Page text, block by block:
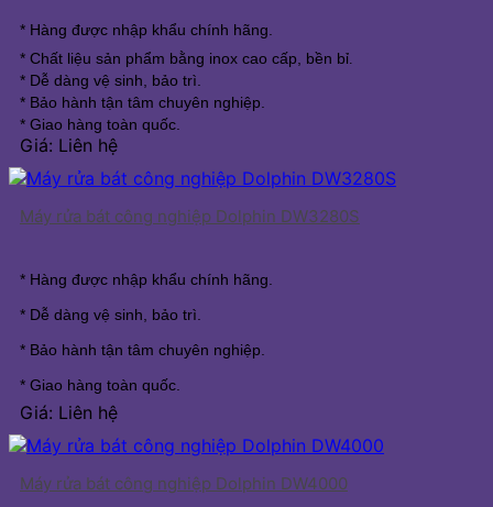
* Hàng được nhập khẩu chính hãng.
* Chất liệu sản phẩm bằng inox cao cấp, bền bỉ
* Dễ dàng vệ sinh, bảo trì.
* Bảo hành tận tâm chuyên nghiệp.
* Giao hàng toàn quốc.
Giá: Liên hệ
Máy rửa bát công nghiệp Dolphin DW3280S
* Hàng được nhập khẩu chính hãng.
* Dễ dàng vệ sinh, bảo trì.
* Bảo hành tận tâm chuyên nghiệp.
* Giao hàng toàn quốc.
Giá: Liên hệ
Máy rửa bát công nghiệp Dolphin DW4000